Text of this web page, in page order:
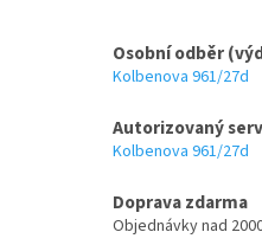
Osobní odběr
Kolbenova 961/27d
Autorizovaný
Kolbenova 961/27d
Doprava zdarma
Objednávky nad